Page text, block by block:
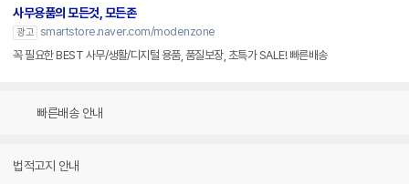
사무용품의 모든것, 모든존
광고 smartstore.naver.com/modenzone
꼭 필요한 BEST 사무/생활/디지털 용품, 품질보장, 초특가 SALE! 빠른배송
빠른배송 안내
법적고지 안내